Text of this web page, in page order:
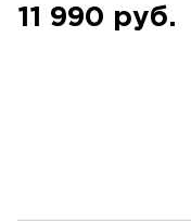
11 990 руб.